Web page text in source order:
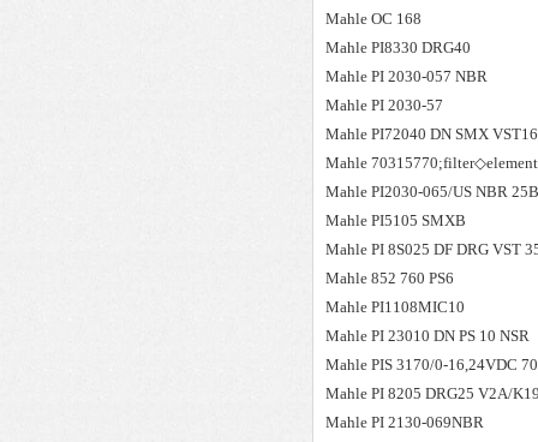
Mahle OC 168
Mahle PI8330 DRG40
Mahle PI 2030-057 NBR
Mahle PI 2030-57
Mahle PI72040 DN SMX VST16
Mahle
Mahle PI2030-065/US NBR
Mahle PI5105 SMXB
Mahle PI 8S025 DF DRG VST
Mahle 852 760 PS6
Mahle PI1108MIC10
Mahle PI 23010 DN PS 10 NSR
Mahle PIS 3170/0-16,24VDC
Mahle PI 8205 DRG25 V2A/
Mahle PI 2130-069NBR